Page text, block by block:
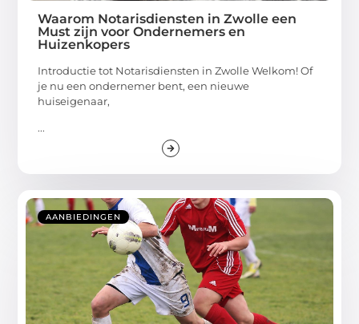
Waarom Notarisdiensten in Zwolle een
Must zijn voor Ondernemers en
Huizenkopers
Introductie tot Notarisdiensten in Zwolle Welkom! Of
je nu een ondernemer bent, een nieuwe
huiseigenaar,
...
AANBIEDINGEN